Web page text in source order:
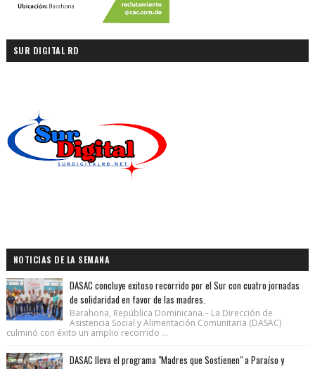
SUR DIGITAL RD
NOTICIAS DE LA SEMANA
DASAC concluye exitoso recorrido por el Sur con cuatro jornadas
de solidaridad en favor de las madres.
Barahona, República Dominicana.– La Dirección de
Asistencia Social y Alimentación Comunitaria (DASAC)
culminó con éxito un amplio recorrido ...
DASAC lleva el programa "Madres que Sostienen" a Paraíso y